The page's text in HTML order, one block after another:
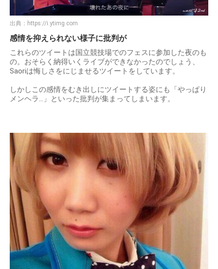
出典： https://i.ytimg.com
感情を抑えられない様子に批判が
これらのツイートは国立競技場でのフェスに参加した夜のも
の。おそらく納得いくライブができなかったのでしょう、
Saoriは悔しさをにじませるツイートをしています。
しかしこの感情をむき出しにツイートする姿にも「やっぱり
メンヘラ…」といった批判が集まってしまいます。